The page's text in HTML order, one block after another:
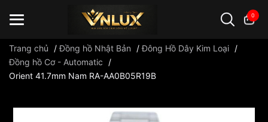
0
Đồng hồ casio đồng hồ G-Shock đồng hồ Orient
Trang chủ /Đồng hồ Nhật Bản /Đông Hồ Dây Kim Loại /
Đồng hồ Cơ - Automatic
/
Orient 41.7mm Nam RA-AA0B05R19B